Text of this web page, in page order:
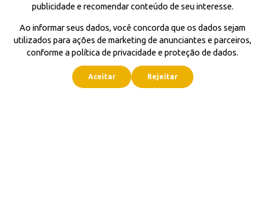
publicidade e recomendar conteúdo de seu interesse.
Ao informar seus dados, você concorda que os dados sejam
utilizados para ações de marketing de anunciantes e parceiros,
conforme a política de privacidade e proteção de dados.
Aceitar Rejeitar